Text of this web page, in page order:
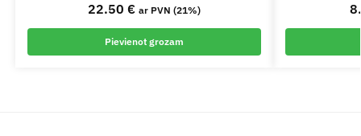
22.50 € ar PVN (21%)
Pievienot grozam